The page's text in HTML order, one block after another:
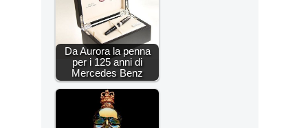
Da Aurora la penna
per i 125 anni di
Mercedes Benz